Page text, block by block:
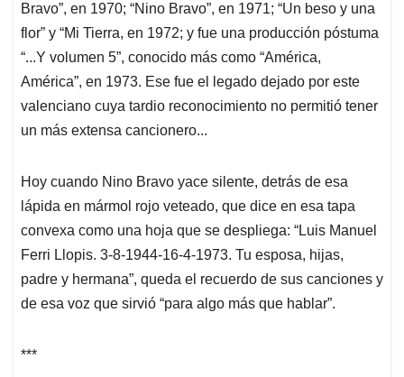
Bravo”, en 1970; “Nino Bravo”, en 1971; “Un beso y una
flor” y “Mi Tierra, en 1972; y fue una producción póstuma
“...Y volumen 5”, conocido más como “América,
América”, en 1973. Ese fue el legado dejado por este
valenciano cuya tardio reconocimiento no permitió tener
un más extensa cancionero...
Hoy cuando Nino Bravo yace silente, detrás de esa
lápida en mármol rojo veteado, que dice en esa tapa
convexa como una hoja que se despliega: “Luis Manuel
Ferri Llopis. 3-8-1944-16-4-1973. Tu esposa, hijas,
padre y hermana”, queda el recuerdo de sus canciones y
de esa voz que sirvió “para algo más que hablar”.
***